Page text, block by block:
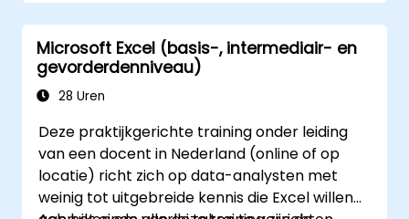
Microsoft Excel (basis-, intermediair- en
gevorderdenniveau)
28 Uren
Deze praktijkgerichte training onder leiding
van een docent in Nederland (online of op
locatie) richt zich op data-analysten met
weinig tot uitgebreide kennis die Excel willen